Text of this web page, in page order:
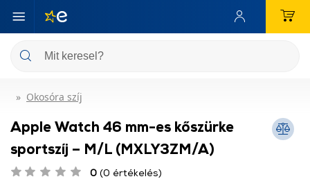
Okosóra szíj
Apple Watch 46 mm-es kőszürke
sportszíj – M/L (MXLY3ZM/A)
0 (0 értékelés)